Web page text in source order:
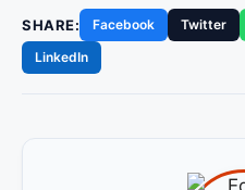
SHARE: Facebook Twitter
LinkedIn